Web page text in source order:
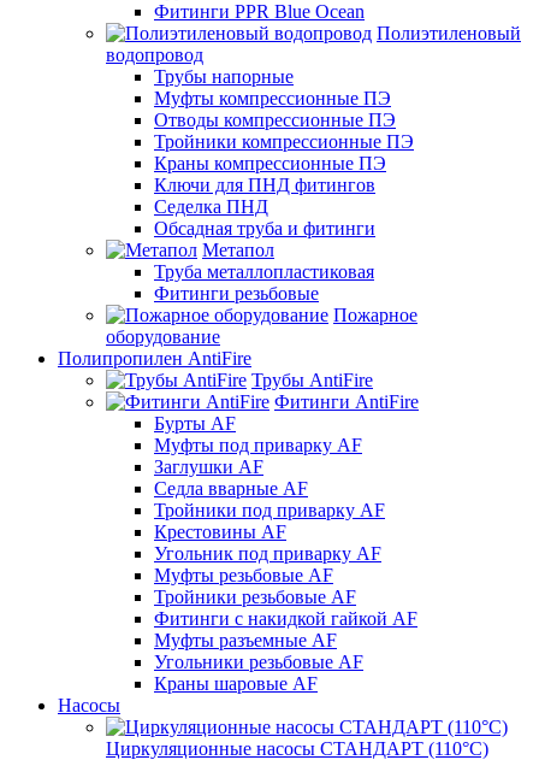
Фитинги PPR Blue Ocean
Полиэтиленовый
водопровод
Трубы напорные
Муфты компрессионные ПЭ
Отводы компрессионные ПЭ
Тройники компрессионные ПЭ
Краны компрессионные ПЭ
Ключи для ПНД фитингов
Седелка ПНД
Обсадная труба и фитинги
Метапол
Труба металлопластиковая
Фитинги резьбовые
Пожарное
оборудование
Полипропилен AntiFire
Трубы AntiFire
Фитинги AntiFire
Бурты AF
Муфты под приварку AF
Заглушки AF
Седла вварные AF
Тройники под приварку AF
Крестовины AF
Угольник под приварку AF
Муфты резьбовые AF
Тройники резьбовые AF
Фитинги с накидкой гайкой AF
Муфты разъемные AF
Угольники резьбовые AF
Краны шаровые AF
Насосы
Циркуляционные насосы СТАНДАРТ (110°C)